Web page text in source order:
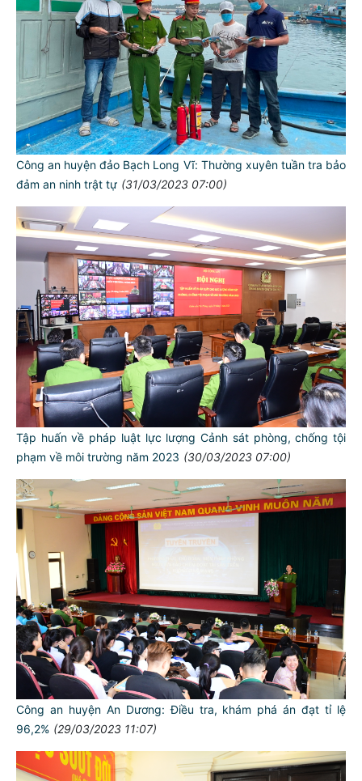
Công an huyện đảo Bạch Long Vĩ: Thường xuyên tuần tra bảo
đảm an ninh trật tự (31/03/2023 07:00)
Tập huấn về pháp luật lực lượng Cảnh sát phòng, chống tội
phạm về môi trường năm 2023 (30/03/2023 07:00)
Công an huyện An Dương: Điều tra, khám phá án đạt tỉ lệ
96,2% (29/03/2023 11:07)